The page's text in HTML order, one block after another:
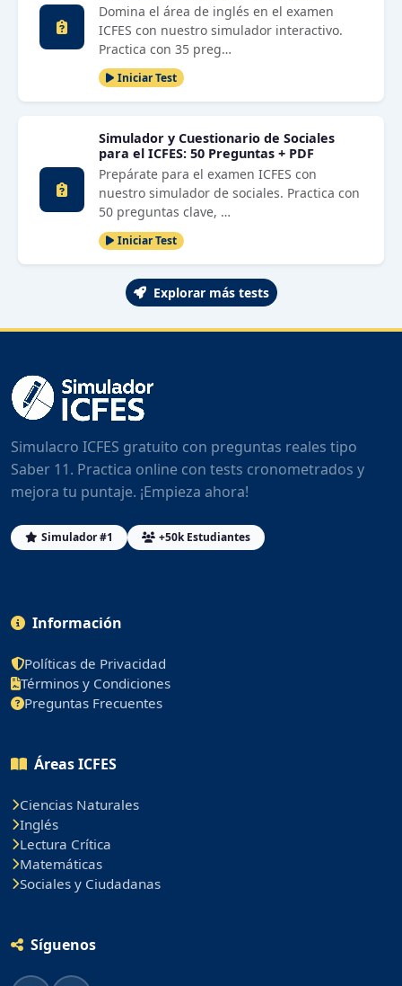
Domina el área de inglés en el examen
ICFES con nuestro simulador interactivo.
Practica con 35 preg…
Iniciar Test
Simulador y Cuestionario de Sociales
para el ICFES: 50 Preguntas + PDF
Prepárate para el examen ICFES con
nuestro simulador de sociales. Practica con
50 preguntas clave, …
Iniciar Test
Explorar más tests
Simulacro ICFES gratuito con preguntas reales tipo
Saber 11. Practica online con tests cronometrados y
mejora tu puntaje. ¡Empieza ahora!
Simulador #1 +50k Estudiantes
Información
Políticas de Privacidad
Términos y Condiciones
Preguntas Frecuentes
Áreas ICFES
Ciencias Naturales
Inglés
Lectura Crítica
Matemáticas
Sociales y Ciudadanas
Síguenos